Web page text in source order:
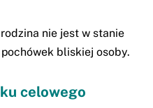
nie jest w stanie
bliskiej osoby.
celowego